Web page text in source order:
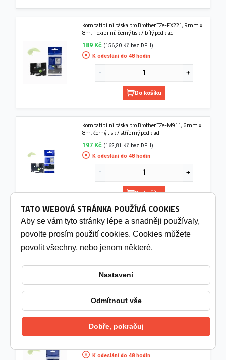
Kompatibilní páska pro Brother TZe-FX221, 9mm x
8m, flexibilní, černý tisk / bílý podklad
189 Kč (156,20 Kč bez DPH)
K odeslání do 48 hodin
Do košíku
Kompatibilní páska pro Brother TZe-M911, 6mm x
8m, černý tisk / stříbrný podklad
197 Kč (162,81 Kč bez DPH)
K odeslání do 48 hodin
Do košíku
Kompatibilní páska pro Brother TZe-D31, 12mm x
5m, signální, černý tisk/zelený podklad
199 Kč (164,46 Kč bez DPH)
Do košíku
Kompatibilní páska pro Brother TZe-FX131, 12mm x
8m, flexibilní, černý tisk/průhledný podklad
K odeslání do 48 hodin
TATO WEBOVÁ STRÁNKA POUŽÍVÁ COOKIES
Aby se vám tyto stránky lépe a snadněji používaly,
povolte prosím použití cookies. Cookies můžete
povolit všechny, nebo jenom některé.
Nastavení
Odmítnout vše
Dobře, pokračuj